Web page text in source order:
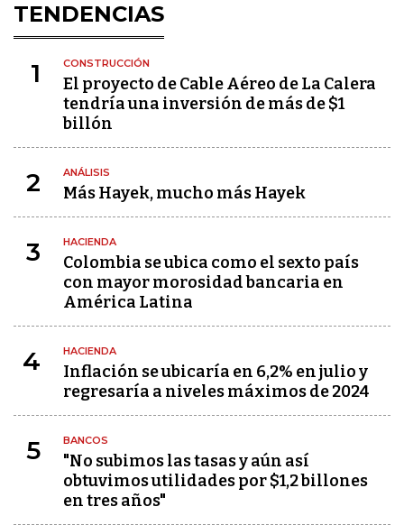
TENDENCIAS
1 CONSTRUCCIÓN
El proyecto de Cable Aéreo de La Calera
tendría una inversión de más de $1
billón
2 ANÁLISIS
Más Hayek, mucho más Hayek
3 HACIENDA
Colombia se ubica como el sexto país
con mayor morosidad bancaria en
América Latina
4 HACIENDA
Inflación se ubicaría en 6,2% en julio y
regresaría a niveles máximos de 2024
5 BANCOS
"No subimos las tasas y aún así
obtuvimos utilidades por $1,2 billones
en tres años"